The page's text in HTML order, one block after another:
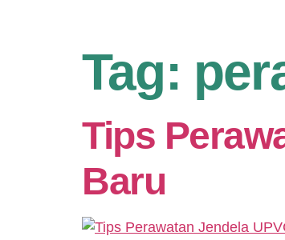
Tag:
Tips
Baru